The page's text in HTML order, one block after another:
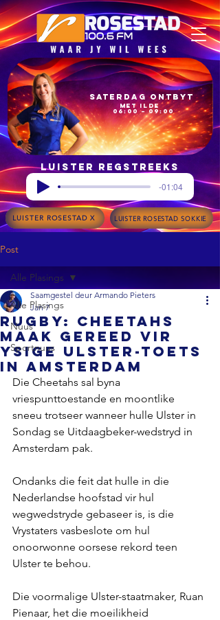
06:00 – 09:00
met Ilde
Saterdag Ontbyt
Luister regstreeks
-01:04
LUISTER ROSESTAD X LUISTER ROSESTAD SOKKIE
Post
Alle Plasings
Nuus
Sportnuus
Alle Plasings
RUGBY: Cheetahs
maak gereed vir
ysige Ulster-toets
in Amsterdam
Saamgestel deur Armando Pieters
Jan 7
Die Cheetahs sal byna
vriespunttoestande en moontlike
sneeu trotseer wanneer hulle Ulster in
Sondag se Uitdaagbeker-wedstryd in
Amsterdam pak.
Ondanks die feit dat hulle in die
Nederlandse hoofstad vir hul
wegwedstryde gebaseer is, is die
Vrystaters vasbeslote om hul
onoorwonne oorsese rekord teen
Ulster te behou.
Die voormalige Ulster-staatmaker, Ruan
Pienaar, het die moeilikheid